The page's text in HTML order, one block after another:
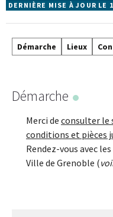
DERNIÈRE MISE À JOUR LE
Démarche Lieux
Démarche
Merci de consulter le
conditions et pièces
Rendez-vous avec
Ville de Grenoble (